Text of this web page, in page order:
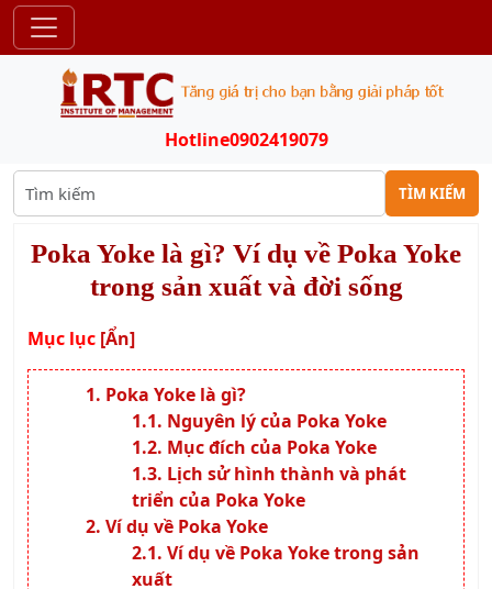
Phương pháp Poka Yoke đã được tạo ra và phổ biến bởi
Shigeo Shingo – một kỹ sư sản xuất và đồng thời cũng là
chuyên gia nổi tiếng về quản lý chất lượng từ giai đoạn sau
Chiến Tranh Thế Giới thứ 2. Để có thể hiêu thêm về lịch sử
hình thành của Poka Yoke, ta có thể điểm qua những mốc thời
gian tiêu biểu sau:
việc tại nhà máy sản xuất xe hơi Toyota đã nhận thấy
rằng các lỗi thường sảy ra do sự bất cẩn hoặc nhầm lẫn
đó là thiết kế quy trình và hệ thống sao cho không sảy ra
lỗi hoặc chí ít là khó sảy ra. Từ đó, ông đã phát triển ra
nhiều phương pháp và thiết kế để ngăn chặn sảy ra lỗi.
Vào những năm 1970, ông Shigeo Shingo đã công bố
các tài liệu đầu tiên về Poka Yoke với những mô tả về các
nguyên tắc Poka Yoke. Ngoài ra, các tài liệu này cũng
đưa ra các ví dụ cụ thể về cách ngăn chặn lỗi và tối ưu
hóa quá trình sản xuất thông qua Poka Yoke.
TỪ năm 1980 trở về sau, khi trải qua các giai đoạn phát
triển và thử nghiệm thì Poka Yoke đã được áp dụng rộng
rãi không chỉ ở những công ty Nhật Bản như Toyota,
Honda mà còn được nhiều doanh nghiệp và tập đoàn lớn
tích hợp vào quy trình sản xuất của họ để cải thiện chất
lượng và hiệu suất.
Cho tới hiện tại, Poka yoke được ứng dụng rộng rãi trong